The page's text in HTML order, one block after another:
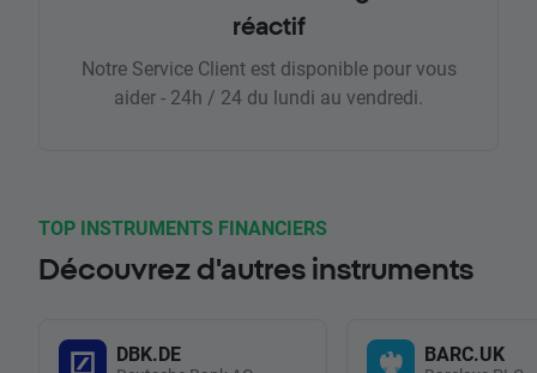
réactif
Notre Service Client est disponible pour vous
aider - 24h / 24 du lundi au vendredi.
TOP INSTRUMENTS FINANCIERS
Découvrez d'autres instruments
DBK.DE BARC.UK